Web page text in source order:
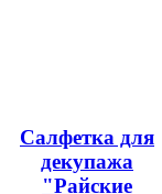
Салфетка для
декупажа
"Райские